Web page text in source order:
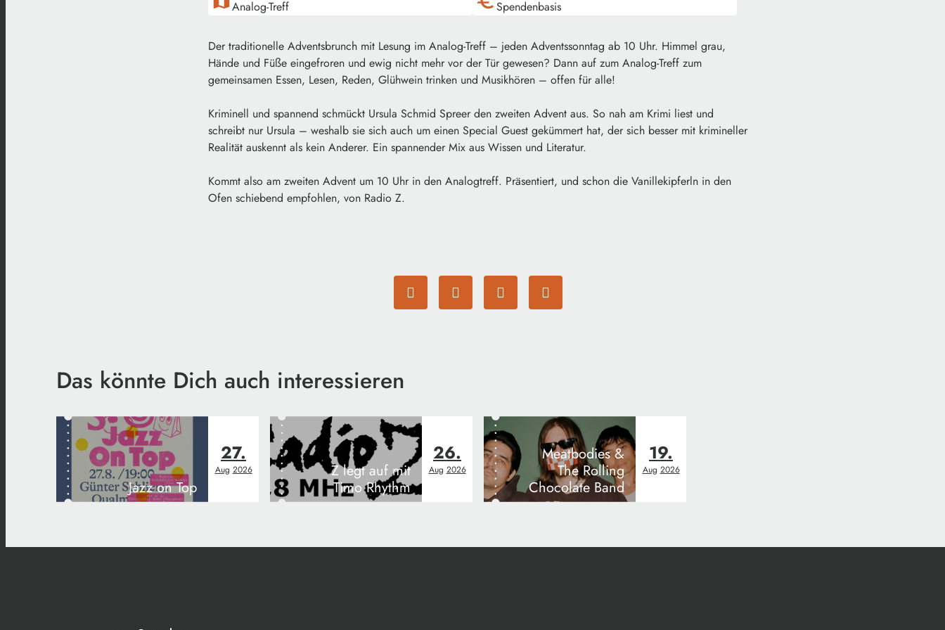
Analog-Treff Spendenbasis
Der traditionelle Adventsbrunch mit Lesung im Analog-Treff – jeden Adventssonntag ab 10 Uhr. Himmel grau,
Hände und Füße eingefroren und ewig nicht mehr vor der Tür gewesen? Dann auf zum Analog-Treff zum
gemeinsamen Essen, Lesen, Reden, Glühwein trinken und Musikhören – offen für alle!
Kriminell und spannend schmückt Ursula Schmid Spreer den zweiten Advent aus. So nah am Krimi liest und
schreibt nur Ursula – weshalb sie sich auch um einen Special Guest gekümmert hat, der sich besser mit krimineller
Realität auskennt als kein Anderer. Ein spannender Mix aus Wissen und Literatur.
Kommt also am zweiten Advent um 10 Uhr in den Analogtreff. Präsentiert, und schon die Vanillekipferln in den
Ofen schiebend empfohlen, von Radio Z.
Das könnte Dich auch interessieren
Jazz on Top
27.
Aug 2026
Z legt auf mit
Timo Rhythm
26.
Aug 2026
Meatbodies &
The Rolling
Chocolate Band
19.
Aug 2026